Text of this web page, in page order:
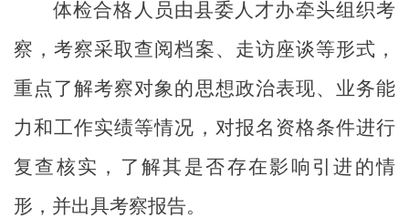
体检合格人员由县委人才办牵头组织考
察，考察采取查阅档案、走访座谈等形式，
重点了解考察对象的思想政治表现、业务能
力和工作实绩等情况，对报名资格条件进行
复查核实，了解其是否存在影响引进的情
形，并出具考察报告。